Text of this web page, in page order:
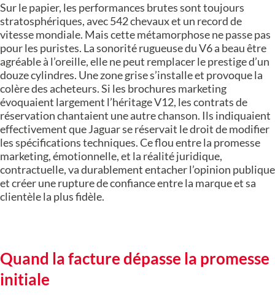
Sur le papier, les performances brutes sont toujours
stratosphériques, avec 542 chevaux et un record de
vitesse mondiale. Mais cette métamorphose ne passe pas
pour les puristes. La sonorité rugueuse du V6 a beau être
agréable à l’oreille, elle ne peut remplacer le prestige d’un
douze cylindres. Une zone grise s’installe et provoque la
colère des acheteurs. Si les brochures marketing
évoquaient largement l’héritage V12, les contrats de
réservation chantaient une autre chanson. Ils indiquaient
effectivement que Jaguar se réservait le droit de modifier
les spécifications techniques. Ce flou entre la promesse
marketing, émotionnelle, et la réalité juridique,
contractuelle, va durablement entacher l’opinion publique
et créer une rupture de confiance entre la marque et sa
clientèle la plus fidèle.
Quand la facture dépasse la promesse
initiale